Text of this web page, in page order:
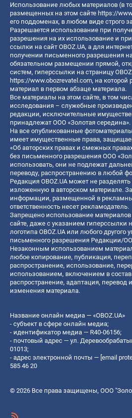
Использование любых материалов (в
размещенных на этом сайте https://
его поддоменах, в любом виде строго
Разрешается использование при
разрешения на их использование и
ссылки на сайт OBOZ.UA, а для
получении письменного разрешения
обязательном размещении прямой,
систем, гиперссылки на страницу
https://www.obozrevatel.com, на
материал в первом абзаце материала.
Все материалы на этом сайте, в том
исследования – служебные
редакции, исключительные
принадлежат ООО «Золотая середина».
На все опубликованные
имеет имущественные права,
«Об авторских правах и смежных
без письменного разрешения ООО
использовать, они не подлежат
переводу, распространению в любой
Редакция OBOZ.UA может не разделять
изложенную в авторском материале.
информации, размещенной в
ответственность несет рекламодатель.
Запрещено использование
сайте, даже с указанием гиперссылки
логотипа OBOZ.UA или любого другого
письменного разрешения Редакции/
Незаконным использованием
любое копирование, публикация,
распространение, использование,
использованием, включением в состав
распространение, адаптация, перевод
изменения материала.
Название онлайн медиа — «OBOZ.UA»
- субъект в сфере онлайн медиа;
- идентификатор медиа — R40-06156;
- почтовый адрес — ул.
01013;
- адрес электронной почты — [email
585 46 20
© 2026 Все права защищены, ООО